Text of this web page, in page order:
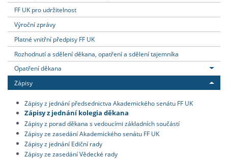
FF UK pro udržitelnost
Výroční zprávy
Platné vnitřní předpisy FF UK
Rozhodnutí a sdělení děkana, opatření a sdělení tajemníka
Opatření děkana
Zápisy
Zápisy z jednání předsednictva Akademického senátu FF UK
Zápisy z jednání kolegia děkana
Zápisy z porad děkana s vedoucími základních součástí
Zápisy ze zasedání Akademického senátu FF UK
Zápisy z jednání Ediční rady
Zápisy ze zasedání Vědecké rady